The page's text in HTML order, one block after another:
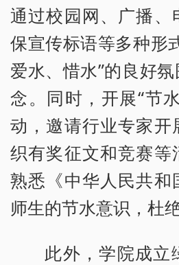
通过校园网、广播、
保宣传标语等多种形
爱水、惜水”的良好
念。同时，开展“节
动，邀请行业专家开
织有奖征文和竞赛等
熟悉《中华人民共和
师生的节水意识，杜
此外，学院成立